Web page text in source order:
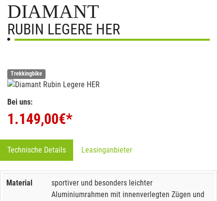
DIAMANT
RUBIN LEGERE HER
Trekkingbike
Bei uns:
1.149,00€*
Technische Details Leasinganbieter
Material
sportiver und besonders leichter
Aluminiumrahmen mit innenverlegten Zügen und